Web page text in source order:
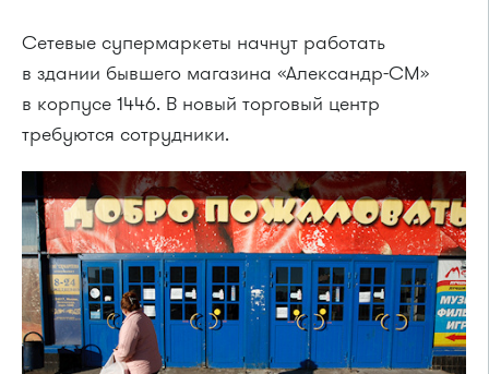
Сетевые супермаркеты начнут работать
в здании бывшего магазина «Александр-СМ»
в корпусе 1446. В новый торговый центр
требуются сотрудники.